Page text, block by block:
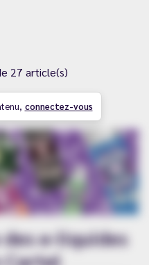
27 article(s)
connectez-vous
e-liquides
Cartel